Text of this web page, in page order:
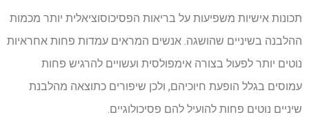
תכונות אישיות משפיעות על בריאות הפסיכוסוציאלית יותר מכמות
ההלבנה בשיניים שהושגה. אנשים המראים עמדות פחות אחראיות
נוטים יותר לפעול בצורה אימפולסית ועשויים להרגיש פחות
עמוסים בגלל הופעת חיוכיהם, ולכן שיפורים כתוצאה מהלבנת
שיניים נוטים פחות להועיל להם פסיכולוגיים.